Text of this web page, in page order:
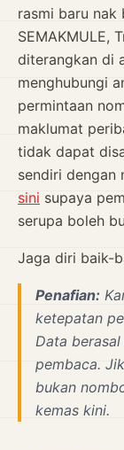
rasmi baru nak
SEMAKMULE,
diterangkan di
menghubungi
permintaan
maklumat
tidak dapat
sendiri dengan
sini supaya
serupa boleh
Jaga diri baik-
Penafian:
ketepatan
Data
pembaca.
bukan
kemas kini.